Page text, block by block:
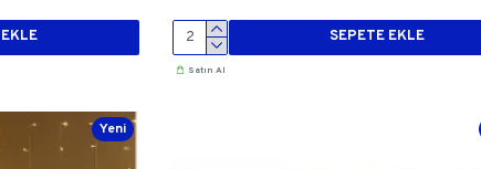
SEPETE EKLE
Satın Al
Yeni